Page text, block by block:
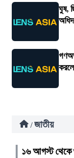
ঘুষ,
/ জাতীয়
১৬ আগস্ট থেকে